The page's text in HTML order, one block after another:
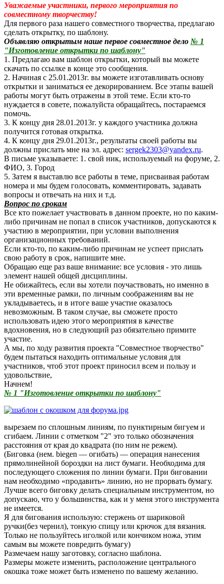
Уважаемые участники, первого мероприятия по
совместному творчеству!
Для первого раза нашего совместного творчества, предлагаю
сделать открытку, по шаблону.
Объявляю открытым наше первое совместное дело № 1
"Изготовление открытки по шаблону"
1. Предлагаю вам шаблон открытки, который вы можете
скачать по ссылке в конце это сообщения.
2. Начиная с 25.01.2013г. вы можете изготавливать основу
открытки и заниматься ее декорированием. Все этапы вашей
работы могут быть отражены в этой теме. Если кто-то
нуждается в совете, пожалуйста обращайтесь, постараемся
помочь.
3. К концу дня 28.01.2013г. у каждого участника должна
получится готовая открытка.
4. К концу дня 29.01.2013г., результаты своей работы вы
должны прислать мне на эл. адрес: sergek2303@yandex.ru.
В письме указываете: 1. свой ник, используемый на форуме, 2.
ФИО, 3. Город
5. Затем я выставлю все работы в теме, присваивая работам
номера и мы будем голосовать, комментировать, задавать
вопросы и отвечать на них и т.д.
Вопрос по срокам
Все кто пожелает участвовать в данном проекте, но по каким-
либо причинам не попал в список участников, допускаются к
участию в мероприятии, при условии выполнения
организационных требований.
Если кто-то, по каким-либо причинам не успеет прислать
свою работу в срок, напишите мне.
Обращаю еще раз ваше внимание: все условия - это лишь
элемент нашей общей дисциплины.
Не обижайтесь, если вы хотели поучаствовать, но именно в
эти временные рамки, по личным соображениям вы не
укладываетесь, и в итоге ваше участие оказалось
невозможным. В таком случае, вы сможете просто
использовать идею этого мероприятия в качестве
вдохновения, но в следующий раз обязательно примите
участие.
А мы, по ходу развития проекта "Совместное творчество"
будем пытаться находить оптимальные условия для
участников, чтоб этот проект приносил всем и пользу и
удовольствие,
Начнем!
№ 1 "Изготовление открытки по шаблону"
вырезаем по сплошным линиям, по пунктирным бигуем и
сгибаем. Линии с отметком "2" это только обозначения
расстояния от края до квадрата (по ним не режем).
(Биговка (нем. biegen — огибать) — операция нанесения
прямолинейной бороздки на лист бумаги. Необходима для
последующего сложения по линии бумаги. При биговании
нам необходимо «продавить» линию, но не прорвать бумагу.
Лучше всего биговку делать специальным инструментом, но
допускаю, что у большинства, как и у меня этого инструмента
не имеется.
Я для бигования использую: стержень от шариковой
ручки(без чернил), тонкую спицу или крючок для вязания.
Только не пользуйтесь иголкой или кончиком ножа, этим
самым вы можете повредить бумагу)
Размечаем нашу заготовку, согласно шаблона.
Размеры можете изменить, расположение центрального
окошка тоже может быть изменено по вашему желанию.